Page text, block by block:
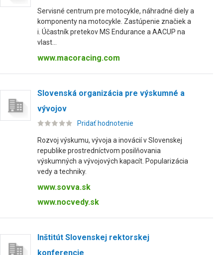
Servisné centrum pre motocykle, náhradné diely a
komponenty na motocykle. Zastúpenie značiek a
i. Účastník pretekov MS Endurance a AACUP na
vlast...
www.macoracing.com
Slovenská organizácia pre výskumné a
vývojov
Pridať hodnotenie
Rozvoj výskumu, vývoja a inovácií v Slovenskej
republike prostredníctvom posilňovania
výskumných a vývojových kapacít. Popularizácia
vedy a techniky.
www.sovva.sk
www.nocvedy.sk
Inštitút Slovenskej rektorskej
konferencie